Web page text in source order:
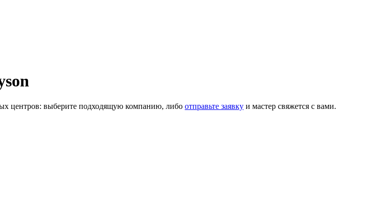
центров: выберите подходящую компанию, либо отправьте заявку и мастер свяжется с вами.